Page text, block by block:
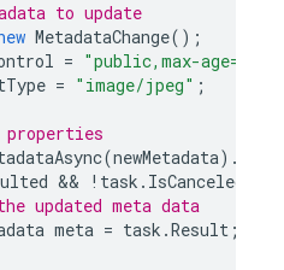
to update
MetadataChange();
= "public,max-age=300"
= "image/jpeg" ;
properties
(newMetadata).
&& ! task . IsCanceled
updated meta data
meta = task .Result ;